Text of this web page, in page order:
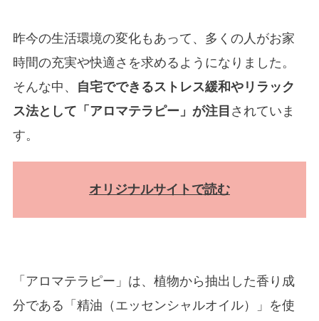
昨今の生活環境の変化もあって、多くの人がお家
時間の充実や快適さを求めるようになりました。
そんな中、
自宅でできるストレス緩和やリラック
ス法として「アロマテラピー」が注目 されていま
す。
オリジナルサイトで読む
「アロマテラピー」は、植物から抽出した香り成
分である「精油（エッセンシャルオイル）」を使